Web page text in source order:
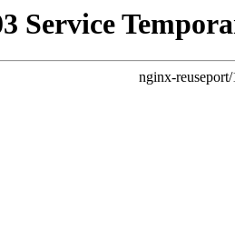
Service
nginx-reuseport/